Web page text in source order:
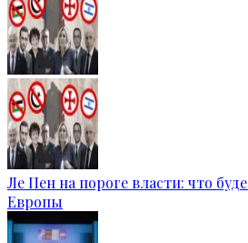
Ле Пен на пороге власти: что
Европы